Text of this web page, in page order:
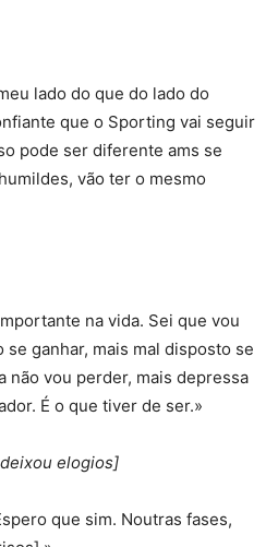
lado do que do lado do
que o Sporting vai seguir
pode ser diferente ams se
vão ter o mesmo
na vida. Sei que vou
ganhar, mais mal disposto se
não vou perder, mais depressa
É o que tiver de ser.»
elogios]
que sim. Noutras fases,